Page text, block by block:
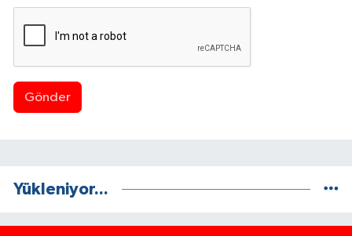
Gönder
Yükleniyor...